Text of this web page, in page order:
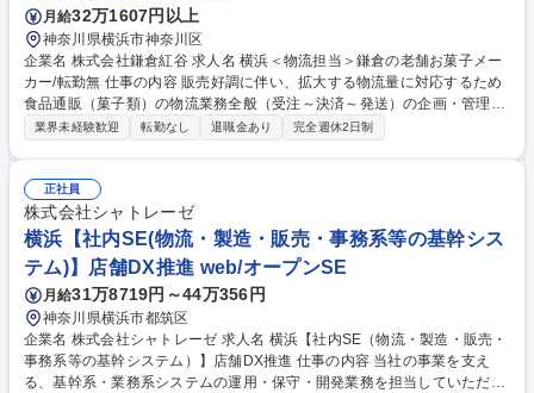
月給32万1607円以上
神奈川県横浜市神奈川区
企業名 株式会社鎌倉紅谷 求人名 横浜＜物流担当＞鎌倉の老舗お菓子メー
カー/転勤無 仕事の内容 販売好調に伴い、拡大する物流量に対応するため
食品通販（菓子類）の物流業務全般（受注～決済～発送）の企画・管理、
および３PLパートナーと連携しての現場改善業務等を担っていただきま
衝 ・在庫管理 ・債権管理 等 募集職種 横浜＜物流担当＞鎌倉の老舗お菓子
メーカー/転勤無
業界未経験歓迎 転勤なし 退職金あり 完全週休2日制
正社員
株式会社シャトレーゼ
横浜【社内SE(物流・製造・販売・事務系等の基幹シス
テム)】店舗DX推進 web/オープンSE
月給31万8719円～44万356円
神奈川県横浜市都筑区
企業名 株式会社シャトレーゼ 求人名 横浜【社内SE（物流・製造・販売・
事務系等の基幹システム）】店舗DX推進 仕事の内容 当社の事業を支え
る、基幹系・業務系システムの運用・保守・開発業務を担当していただき